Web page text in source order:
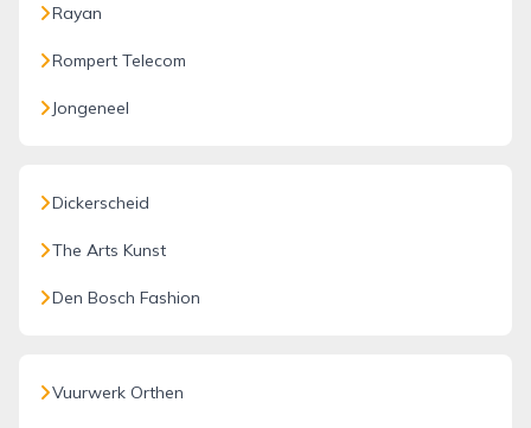
Rayan
Rompert Telecom
Jongeneel
Dickerscheid
The Arts Kunst
Den Bosch Fashion
Vuurwerk Orthen